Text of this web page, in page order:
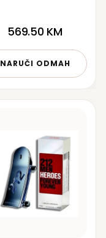
569.50 KM
NARUČI ODMAH